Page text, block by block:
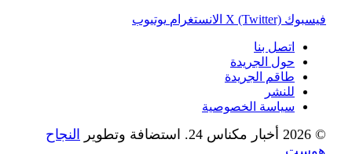
فيسبوك X (Twitter) الانستغرام يوتيوب
اتصل بنا
حول الجريدة
طاقم الجريدة
للنشر
سياسة الخصوصية
© 2026 أخبار مكناس 24. استضافة وتطوير
النجاح